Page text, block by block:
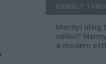
KIEMELT
Mennyi ideig
nélkül?
a modern